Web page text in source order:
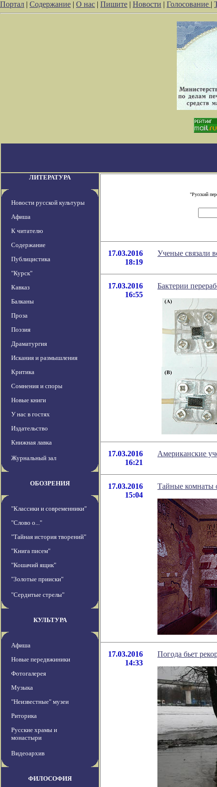
Портал | Содержание | О нас | Пишите | Новости | Голосование |
ЛИТЕРАТУРА
Новости русской культуры
Афиша
К читателю
Содержание
Публицистика
"Курск"
Кавказ
Балканы
Проза
Поэзия
Драматургия
Искания и размышления
Критика
Сомнения и споры
Новые книги
У нас в гостях
Издательство
Книжная лавка
Журнальный зал
ОБОЗРЕНИЯ
"Классики и современники"
"Слово о..."
"Тайная история творений"
"Книга писем"
"Кошачий ящик"
"Золотые прииски"
"Сердитые стрелы"
КУЛЬТУРА
Афиша
Новые передвжиники
Фотогалерея
Музыка
"Неизвестные" музеи
Риторика
Русские храмы и
монастыри
Видеоархив
ФИЛОСОФИЯ
"Русский
17.03.2016
18:19
Ученые связали
17.03.2016
16:55
Бактерии
17.03.2016
16:21
Американские
17.03.2016
15:04
Тайные комнаты
17.03.2016
14:33
Погода бьет